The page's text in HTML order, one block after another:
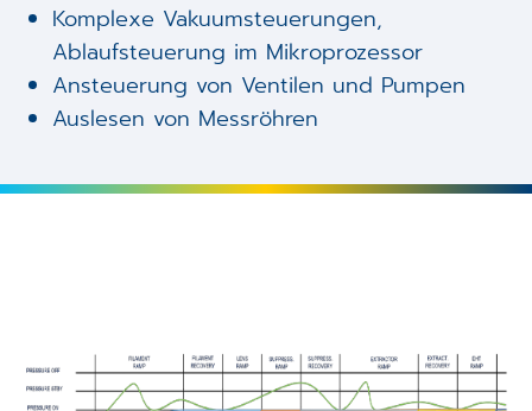
Komplexe Vakuumsteuerungen,
Ablaufsteuerung im Mikroprozessor
Ansteuerung von Ventilen und Pumpen
Auslesen von Messröhren